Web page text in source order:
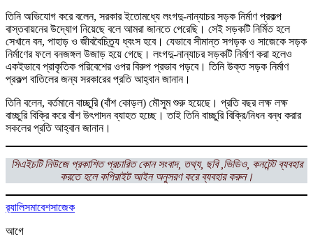
তিনি অভিযোগ করে বলেন, সরকার ইতোমধ্যে লংগদু-নান্যাচর সড়ক নির্মাণ প্রকল্প
বাস্তবায়নের উদ্যোগ নিয়েছে বলে আমরা জানতে পেরেছি। সেই সড়কটি নির্মিত হলে
সেখানে বন, পাহাড় ও জীববৈচিত্র্য ধ্বংস হবে। যেভাবে সীমান্ত সগড়ক ও সাজেকে সড়ক
নির্মাণের ফলে বনজঙ্গল উজাড় হয়ে গেছে। লংগদু-নান্যাচর সড়কটি নির্মাণ করা হলেও
একইভাবে প্রাকৃতিক পরিবেশের ওপর বিরুপ প্রভাব পড়বে। তিনি উক্ত সড়ক নির্মাণ
প্রকল্প বাতিলের জন্য সরকারের প্রতি আহ্বান জানান।
তিনি বলেন, বর্তমানে বাচ্ছুরি (বাঁশ কোড়ল) মৌসুম শুরু হয়েছে। প্রতি বছর লক্ষ লক্ষ
বাচ্ছুরি বিক্রি করে বাঁশ উৎপাদন ব্যাহত হচ্ছে। তাই তিনি বাচ্ছুরি বিক্রি/নিধন বন্ধ করার
সকলের প্রতি আহ্বান জানান।
সিএইচটি নিউজে প্রকাশিত প্রচারিত কোন সংবাদ, তথ্য, ছবি ,ভিডিও, কনটেন্ট ব্যবহার
করতে হলে কপিরাইট আইন অনুসরণ করে ব্যবহার করুন।
র‌্যালিসমাবেশসাজেক
আগে